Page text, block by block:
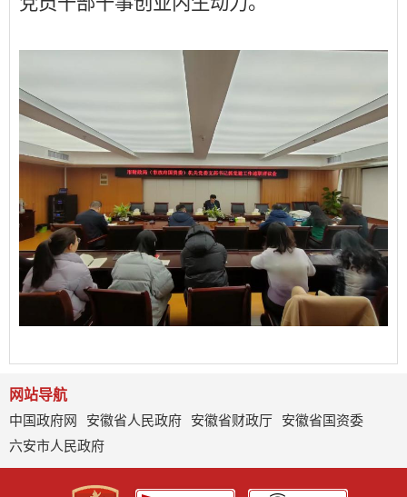
网站导航
中国政府网
安徽省人民政府 安徽省财政厅
安徽省国资委
六安市人民政府